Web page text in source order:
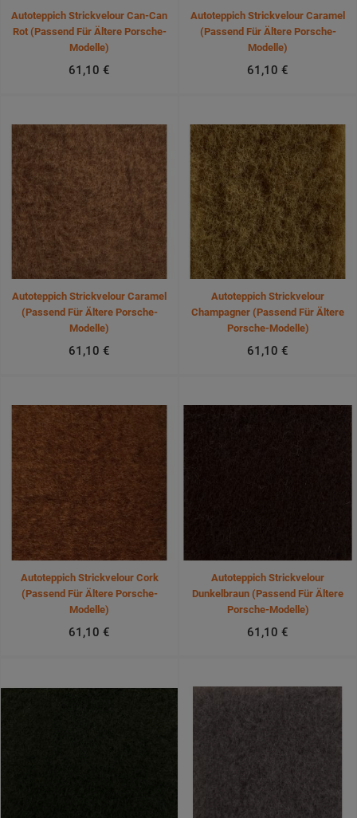
Autoteppich Strickvelour Can-Can
Rot (passend Für Ältere Porsche-
Modelle)
61,10 €
Autoteppich Strickvelour Caramel
(passend Für Ältere Porsche-
Modelle)
61,10 €
Autoteppich Strickvelour Caramel
(passend Für Ältere Porsche-
Modelle)
61,10 €
Autoteppich Strickvelour
Champagner (passend Für Ältere
Porsche-Modelle)
61,10 €
Autoteppich Strickvelour Cork
(passend Für Ältere Porsche-
Modelle)
61,10 €
Autoteppich Strickvelour
Dunkelbraun (passend Für Ältere
Porsche-Modelle)
61,10 €